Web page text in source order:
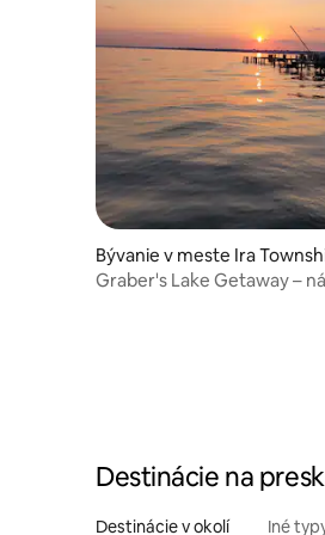
Bývanie v meste Ira
Graber's Lake Getaway –
Destinácie na
Destinácie v okolí Iné